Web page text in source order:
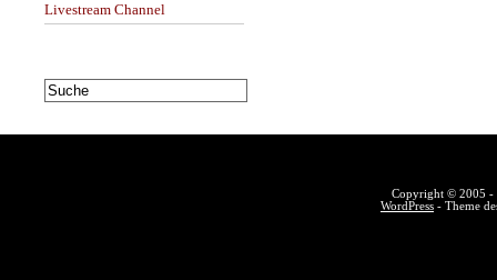
Livestream Channel
Copyright © 2005 -
WordPress - Theme